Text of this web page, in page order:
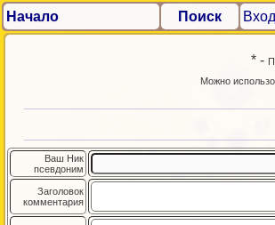
Начало Поиск Вход
* -
Можно
Ваш Ник
псевдоним
Заголовок
комментария